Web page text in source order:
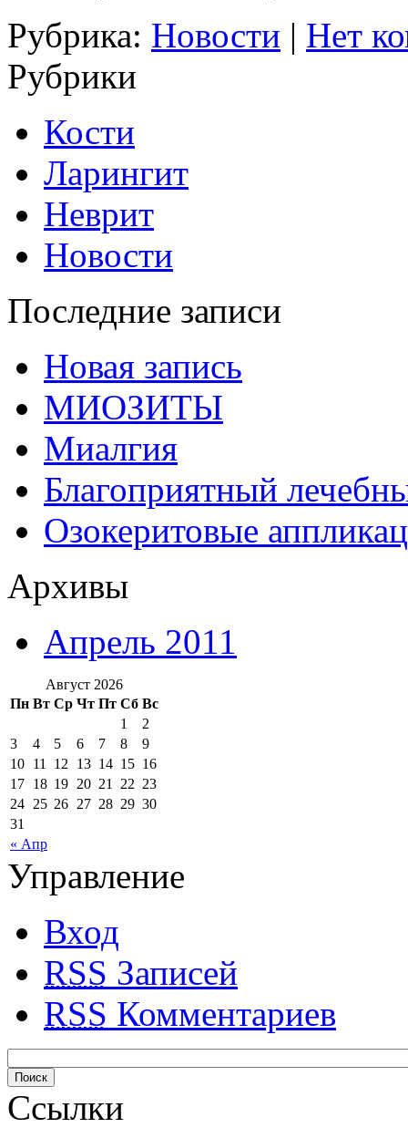
Рубрика: Новости | Нет
Рубрики
Кости
Ларингит
Неврит
Новости
Последние записи
Новая запись
МИОЗИТЫ
Миалгия
Благоприятный
Озокеритовые
Архивы
Апрель 2011
Август 2026
Пн Вт Ср Чт Пт Сб Вс
« Апр
1
2
3
4 5 6 7 8
9
10 11 12 13 14 15 16
17 18 19 20 21 22 23
24 25 26 27 28 29 30
31
Управление
Вход
RSS Записей
RSS Комментариев
Ссылки